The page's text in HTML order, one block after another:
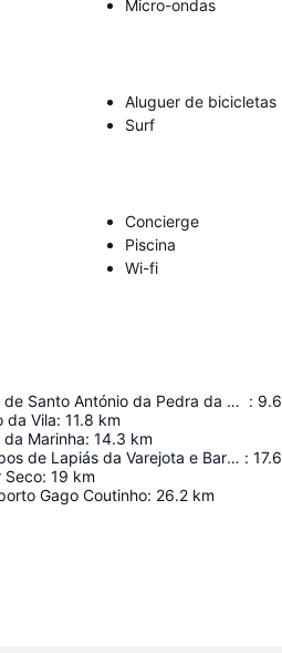
Micro-ondas
Aluguer de bicicletas
Surf
Concierge
Piscina
Wi-fi
Forte de Santo António da Pedra da Galé : 9.6
da Vila: 11.8 km
da Marinha: 14.3 km
Campos de Lapiás da Varejota e Barrocal da Tôr : 17.6
Seco: 19 km
Gago Coutinho: 26.2 km